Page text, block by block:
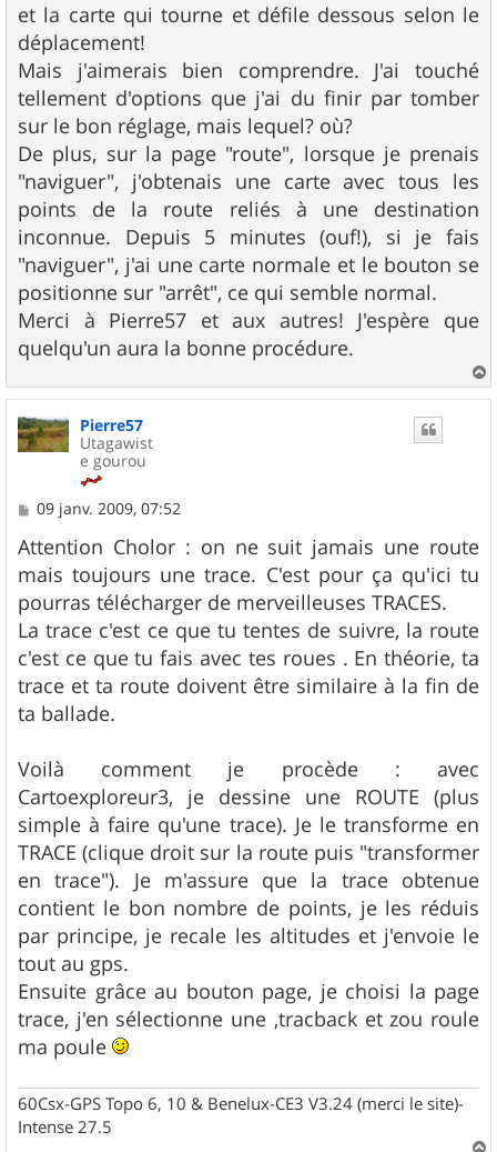
et la carte qui tourne et défile dessous selon le
déplacement!
Mais j'aimerais bien comprendre. J'ai touché
tellement d'options que j'ai du finir par tomber
sur le bon réglage, mais lequel? où?
De plus, sur la page "route", lorsque je prenais
"naviguer", j'obtenais une carte avec tous les
points de la route reliés à une destination
inconnue. Depuis 5 minutes (ouf!), si je fais
"naviguer", j'ai une carte normale et le bouton se
positionne sur "arrêt", ce qui semble normal.
Merci à Pierre57 et aux autres! J'espère que
quelqu'un aura la bonne procédure.
a
Pierre57
Utagawist
e gourou
M
s
s
a
g
e
09 janv. 2009, 07:52
Attention Cholor : on ne suit jamais une route
mais toujours une trace. C'est pour ça qu'ici tu
pourras télécharger de merveilleuses TRACES.
La trace c'est ce que tu tentes de suivre, la route
c'est ce que tu fais avec tes roues . En théorie, ta
trace et ta route doivent être similaire à la fin de
ta ballade.
Voilà comment je procède : avec
Cartoexploreur3, je dessine une ROUTE (plus
simple à faire qu'une trace). Je le transforme en
TRACE (clique droit sur la route puis "transformer
en trace"). Je m'assure que la trace obtenue
contient le bon nombre de points, je les réduis
par principe, je recale les altitudes et j'envoie le
tout au gps.
Ensuite grâce au bouton page, je choisi la page
trace, j'en sélectionne une ,tracback et zou roule
ma poule
60Csx-GPS Topo 6, 10 & Benelux-CE3 V3.24 (merci le site)-
Intense 27.5